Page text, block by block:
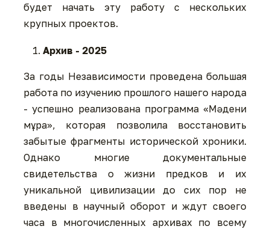
будет начать эту работу с нескольких
крупных проектов.
Архив - 2025
За годы Независимости проведена большая
работа по изучению прошлого нашего народа
- успешно реализована программа «Мәдени
мұра», которая позволила восстановить
забытые фрагменты исторической хроники.
Однако многие документальные
свидетельства о жизни предков и их
уникальной цивилизации до сих пор не
введены в научный оборот и ждут своего
часа в многочисленных архивах по всему